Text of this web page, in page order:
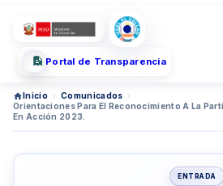
Portal de Transparencia
Inicio › Comunicados ›
Orientaciones Para El Reconocimiento A La
En Acción 2023.
ENTRADA